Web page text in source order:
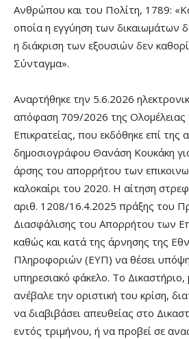
Ανθρώπου και του Πολίτη, 1789:
οποία η εγγύηση των δικαιωμάτων
η διάκριση των εξουσιών δεν
Σύνταγμα».
Αναρτήθηκε την 5.6.2026
απόφαση 709/2026 της Ολομέλειας
Επικρατείας, που εκδόθηκε επί της
δημοσιογράφου Θανάση Κουκάκη
άρσης του απορρήτου των
καλοκαίρι του 2020. Η αίτηση
αριθ. 1208/16.4.2025 πράξης του
Διασφάλισης του Απορρήτου των
καθώς και κατά της άρνησης της
Πληροφοριών (ΕΥΠ) να θέσει
υπηρεσιακό φάκελο. Το
ανέβαλε την οριστική του κρίση,
να διαβιβάσει απευθείας στο
εντός τριμήνου, ή να προβεί σε